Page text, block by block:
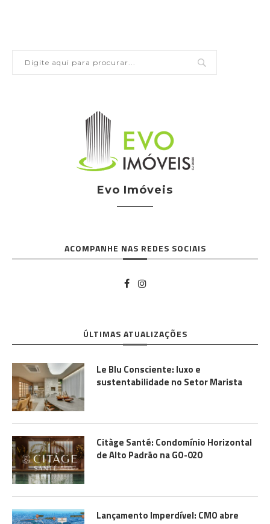
Evo Imóveis
ACOMPANHE NAS REDES SOCIAIS
ÚLTIMAS ATUALIZAÇÕES
Le Blu Consciente: luxo e
sustentabilidade no Setor Marista
Citàge Santé: Condomínio Horizontal
de Alto Padrão na GO-020
Lançamento Imperdível: CMO abre